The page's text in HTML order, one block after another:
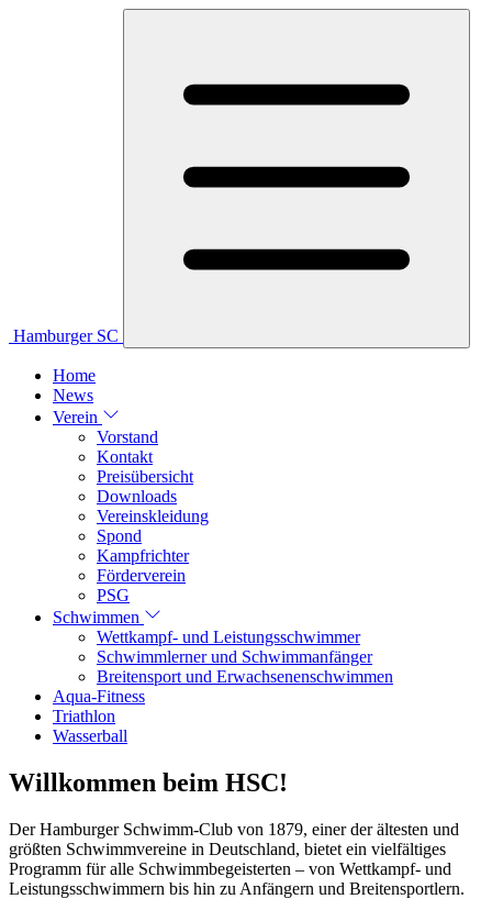
Hamburger SC
Home
News
Verein
Vorstand
Kontakt
Preisübersicht
Downloads
Vereinskleidung
Spond
Kampfrichter
Förderverein
PSG
Schwimmen
Wettkampf- und Leistungsschwimmer
Schwimmlerner und Schwimmanfänger
Breitensport und Erwachsenenschwimmen
Aqua-Fitness
Triathlon
Wasserball
Willkommen beim HSC!
Der Hamburger Schwimm-Club von 1879, einer der ältesten und
größten Schwimmvereine in Deutschland, bietet ein vielfältiges
Programm für alle Schwimmbegeisterten – von Wettkampf- und
Leistungsschwimmern bis hin zu Anfängern und Breitensportlern.